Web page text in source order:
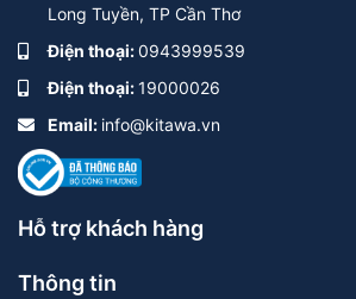
Long Tuyền, TP Cần Thơ
Điện thoại:0943999539
Điện thoại:19000026
Email: info@kitawa.vn
Hỗ trợ khách hàng
Thông tin